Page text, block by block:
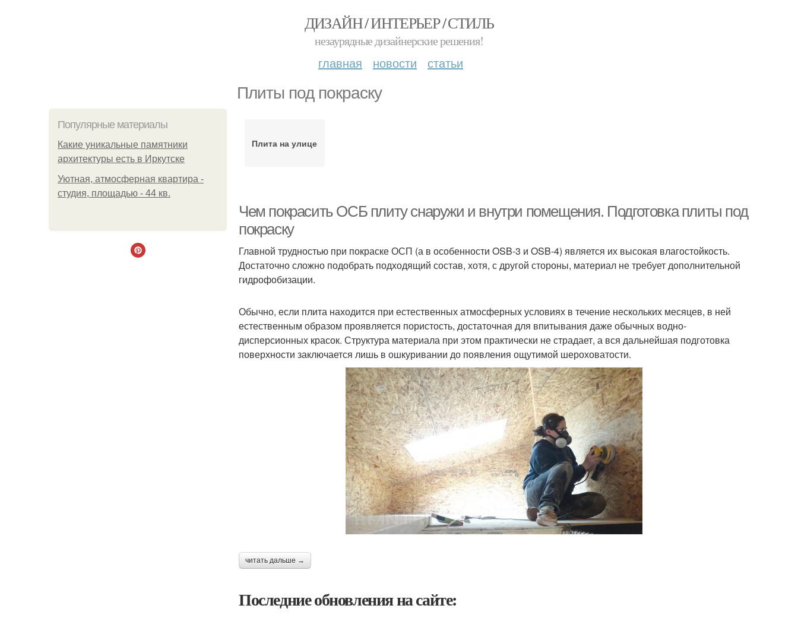
ДИЗАЙН / ИНТЕРЬЕР / СТИЛЬ
незаурядные дизайнерские решения!
главная новости статьи
Плиты под покраску
Популярные материалы
Какие уникальные памятники
архитектуры есть в Иркутске
Уютная, атмосферная квартира -
студия, площадью - 44 кв.
Плита на улице
Чем покрасить ОСБ плиту снаружи и внутри помещения. Подготовка плиты под
покраску
Главной трудностью при покраске ОСП (а в особенности OSB-3 и OSB-4) является их высокая влагостойкость.
Достаточно сложно подобрать подходящий состав, хотя, с другой стороны, материал не требует дополнительной
гидрофобизации.
Обычно, если плита находится при естественных атмосферных условиях в течение нескольких месяцев, в ней
естественным образом проявляется пористость, достаточная для впитывания даже обычных водно-
дисперсионных красок. Структура материала при этом практически не страдает, а вся дальнейшая подготовка
поверхности заключается лишь в ошкуривании до появления ощутимой шероховатости.
читать дальше →
Последние обновления на сайте: